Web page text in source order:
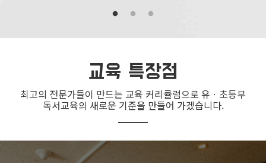
교육 특장점
최고의 전문가들이 만드는 교육 커리큘럼으로 유ㆍ초등부
독서교육의 새로운 기준을 만들어 가겠습니다.